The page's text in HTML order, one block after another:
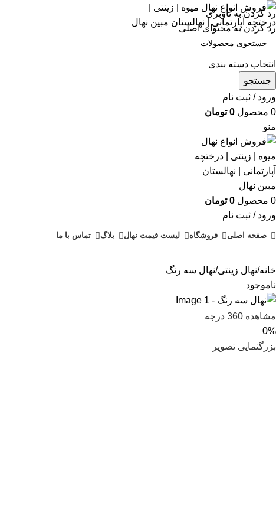
رد کردن به ناوبری
رد کردن به محتوای اصلی
انتخاب دسته بندی
جستجو
ورود / ثبت نام
0 محصول 0 تومان
منو
0 محصول 0 تومان
ورود / ثبت نام
صفحه اصلی فروشگاه لیست قیمت نهال بلاگ تماس با ما
خانه نهال زینتی نهال سه رنگ
ناموجود
مشاهده 360 درجه
0%
بزرگنمایی تصویر